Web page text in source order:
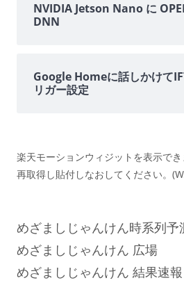
NVIDIA Jetson Nano に
DNN
Google Homeに話しかけて
リガー設定
楽天モーションウィジットを表示で
再取得し貼付しなおしてください。
めざましじゃんけん時系列予
めざましじゃんけん 広場
めざましじゃんけん 結果速報